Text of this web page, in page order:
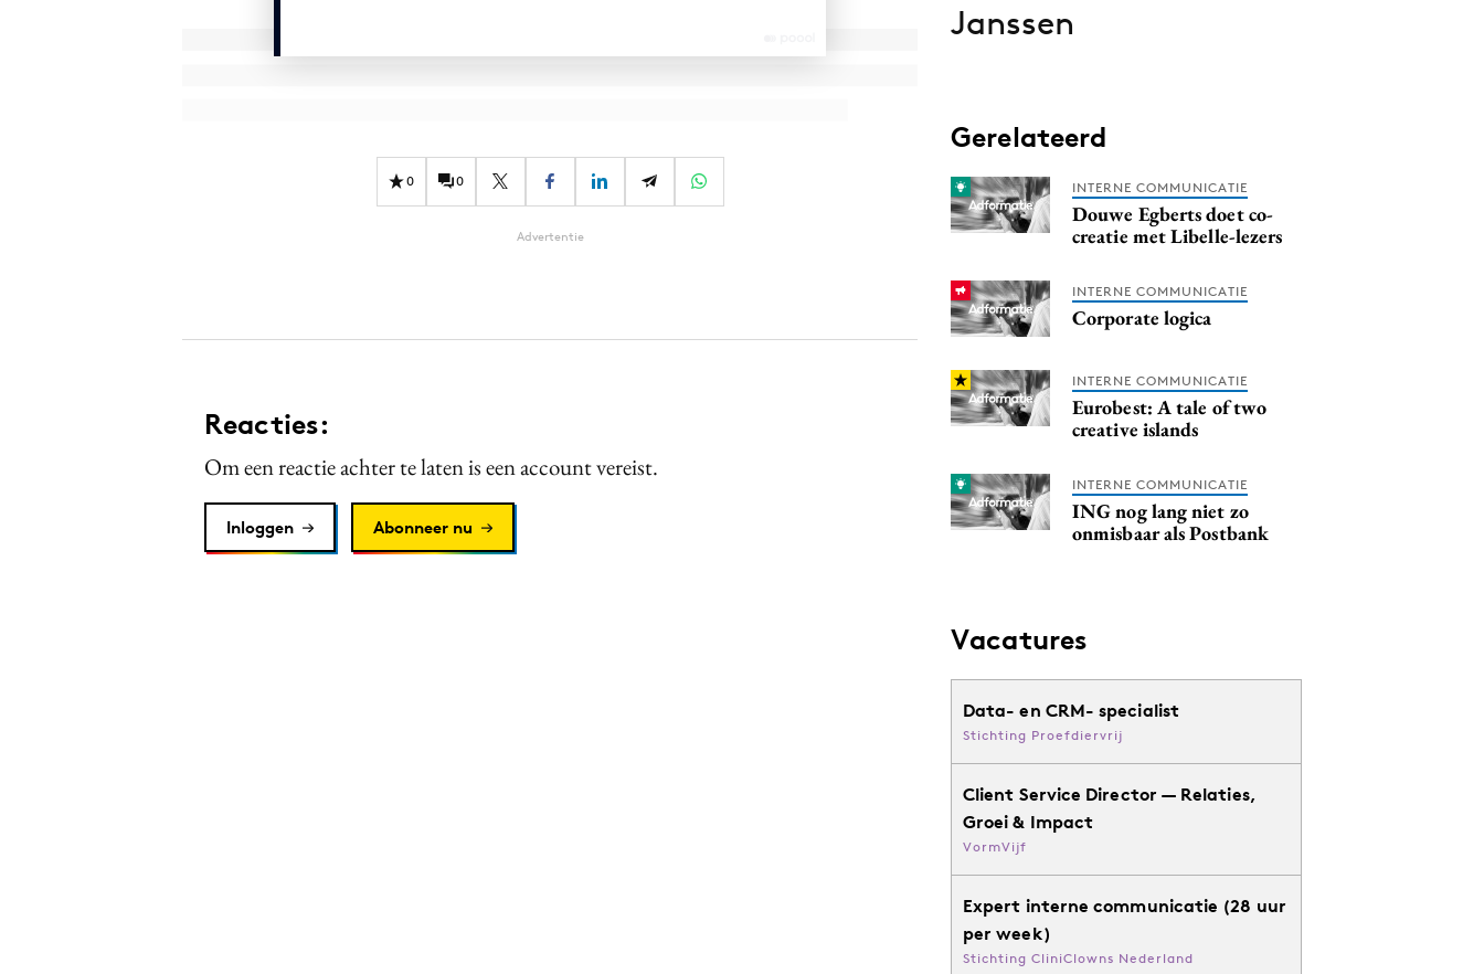
0 0
Advertentie
Reacties:
Om een reactie achter te laten is een account vereist.
Inloggen Abonneer nu
Janssen
Gerelateerd
INTERNE COMMUNICATIE
Douwe Egberts doet co-
creatie met Libelle-lezers
INTERNE COMMUNICATIE
Corporate logica
INTERNE COMMUNICATIE
Eurobest: A tale of two
creative islands
INTERNE COMMUNICATIE
ING nog lang niet zo
onmisbaar als Postbank
Vacatures
Data- en CRM- specialist
Stichting Proefdiervrij
Client Service Director — Relaties,
Groei & Impact
VormVijf
Expert interne communicatie (28 uur
per week)
Stichting CliniClowns Nederland